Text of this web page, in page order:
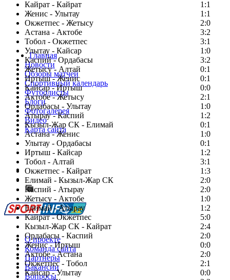
Кайрат - Кайрат
1:1
Женис - Улытау
1:1
Окжетпес - Жетысу
2:0
Астана - Актобе
3:2
Тобол - Окжетпес
3:1
Улытау - Кайсар
1:0
Каспий - Ордабасы
3:2
Жетысу - Алтай
0:1
Иртыш - Женис
0:1
Кайсар - Иртыш
0:0
Актобе - Жетысу
2:1
Ордабасы - Улытау
1:0
Атырау - Каспий
1:2
Кызыл-Жар СК - Елимай
0:1
Астана - Женис
1:0
Улытау - Ордабасы
0:1
Иртыш - Кайсар
1:2
Тобол - Алтай
3:1
Окжетпес - Кайрат
1:3
Елимай - Кызыл-Жар СК
2:0
Каспий - Атырау
2:0
Жетысу - Актобе
1:0
Елимай - Атырау
1:2
Кайрат - Окжетпес
5:0
Кызыл-Жар СК - Кайрат
2:4
Ордабасы - Каспий
2:0
Женис - Иртыш
0:0
Актобе - Астана
2:0
Окжетпес - Тобол
2:1
Кайсар - Улытау
0:0
Главная
Новости
Обзоры матчей
Спортивный календарь
Футболисты
Блоги
Фотогалерея
Видео
Карта сайта
Есть идея?
Сообщить о мероприятии
Перейти на старый сайт
О проекте
Команда сайта
Партнеры
Вакансии
Вопросы